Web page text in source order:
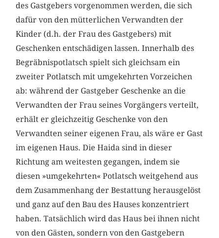
des Gastgebers vorgenommen werden, die sich
dafür von den mütterlichen Verwandten der
Kinder (d.h. der Frau des Gastgebers) mit
Geschenken entschädigen lassen. Innerhalb des
Begräbnispotlatsch spielt sich gleichsam ein
zweiter Potlatsch mit umgekehrten Vorzeichen
ab: während der Gastgeber Geschenke an die
Verwandten der Frau seines Vorgängers verteilt,
erhält er gleichzeitig Geschenke von den
Verwandten seiner eigenen Frau, als wäre er Gast
im eigenen Haus. Die Haida sind in dieser
Richtung am weitesten gegangen, indem sie
diesen »umgekehrten« Potlatsch weitgehend aus
dem Zusammenhang der Bestattung herausgelöst
und ganz auf den Bau des Hauses konzentriert
haben. Tatsächlich wird das Haus bei ihnen nicht
von den Gästen, sondern von den Gastgebern